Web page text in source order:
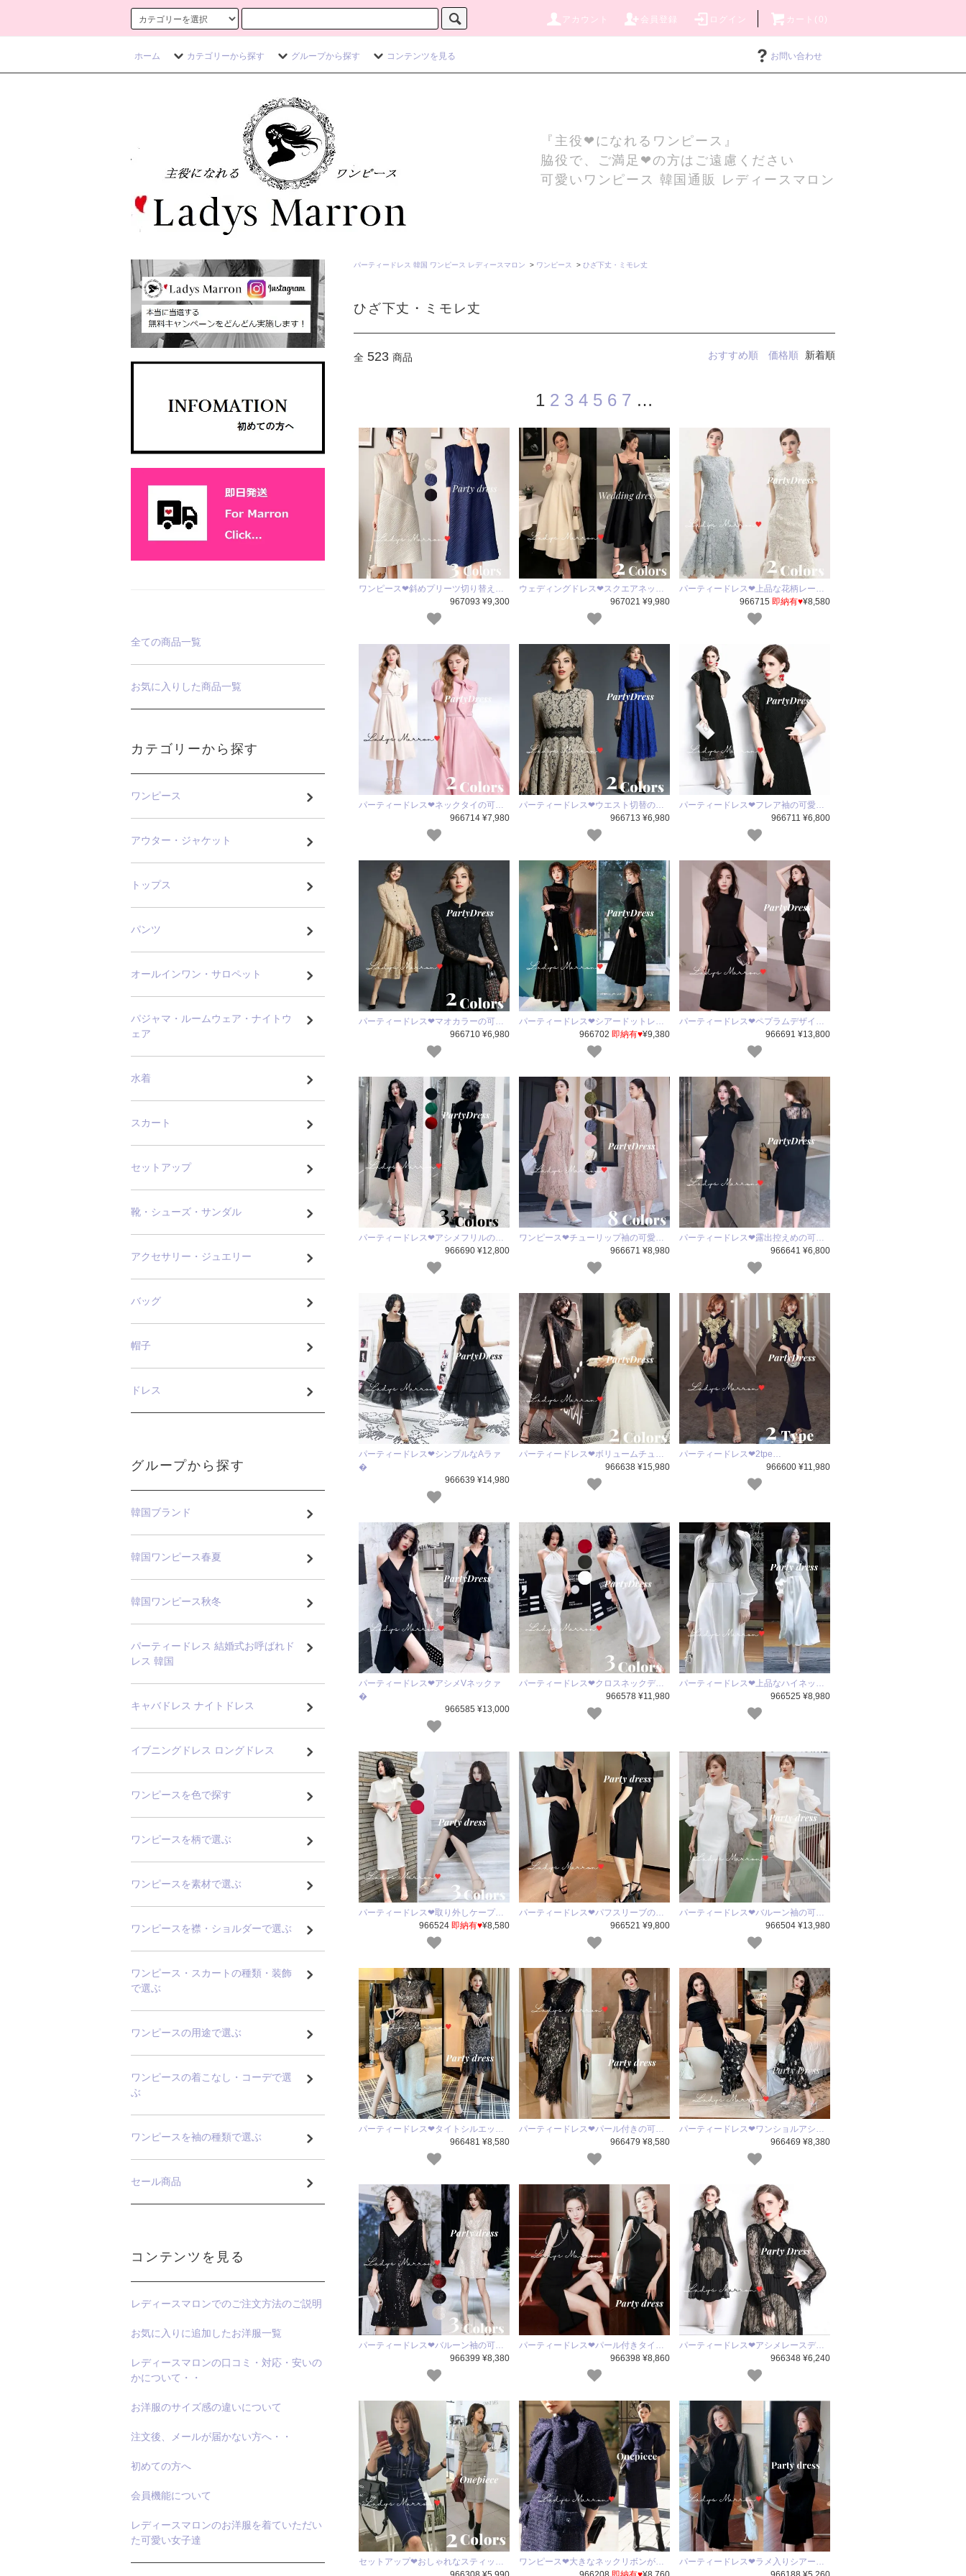
アカウント 会員登録 ログイン カート(0)
ホーム カテゴリーから探す グループから探す コンテンツを見る お問い合わせ
『主役❤になれるワンピース』
脇役で、ご満足❤の方はご遠慮ください
可愛いワンピース 韓国通販 レディースマロン
パーティードレス 韓国 ワンピース レディースマロン > ワンピース > ひざ下丈・ミモレ丈
ひざ下丈・ミモレ丈
全 523 商品 おすすめ順 価格順 新着順
1 2 3 4 5 6 7 …
ワンピース❤斜めプリーツ切り替え…
967093 ¥9,300
ウェディングドレス❤スクエアネッ…
967021 ¥9,980
パーティードレス❤上品な花柄レー…
966715 即納有♥¥8,580
パーティードレス❤ネックタイの可…
966714 ¥7,980
パーティードレス❤ウエスト切替の…
966713 ¥6,980
パーティードレス❤フレア袖の可愛…
966711 ¥6,800
パーティードレス❤マオカラーの可…
966710 ¥6,980
パーティードレス❤シアードットレ…
966702 即納有♥¥9,380
パーティードレス❤ペプラムデザイ…
966691 ¥13,800
パーティードレス❤アシメフリルの…
966690 ¥12,800
ワンピース❤チューリップ袖の可愛…
966671 ¥8,980
パーティードレス❤露出控えめの可…
966641 ¥6,800
パーティードレス❤シンプルなAラァ
�
966639 ¥14,980
パーティードレス❤ボリュームチュ…
966638 ¥15,980
パーティードレス❤2tpe…
966600 ¥11,980
パーティードレス❤アシメVネックァ
�
966585 ¥13,000
パーティードレス❤クロスネックデ…
966578 ¥11,980
パーティードレス❤上品なハイネッ…
966525 ¥8,980
パーティードレス❤取り外しケープ…
966524 即納有♥¥8,580
パーティードレス❤パフスリーブの…
966521 ¥9,800
パーティードレス❤バルーン袖の可…
966504 ¥13,980
パーティードレス❤タイトシルエッ…
966481 ¥8,580
パーティードレス❤パール付きの可…
966479 ¥8,580
パーティードレス❤ワンショルアシ…
966469 ¥8,380
パーティードレス❤バルーン袖の可…
966399 ¥8,380
パーティードレス❤パール付きタイ…
966398 ¥8,860
パーティードレス❤アシメレースデ…
966348 ¥6,240
セットアップ❤おしゃれなスティッ…
ワンピース❤大きなネックリボンが…
パーティードレス❤ラメ入りシアー…
全ての商品一覧
お気に入りした商品一覧
カテゴリーから探す
ワンピース
アウター・ジャケット
トップス
パンツ
オールインワン・サロペット
パジャマ・ルームウェア・ナイトウ
ェア
水着
スカート
セットアップ
靴・シューズ・サンダル
アクセサリー・ジュエリー
バッグ
帽子
ドレス
グループから探す
韓国ブランド
韓国ワンピース春夏
韓国ワンピース秋冬
パーティードレス 結婚式お呼ばれド
レス 韓国
キャバドレス ナイトドレス
イブニングドレス ロングドレス
ワンピースを色で探す
ワンピースを柄で選ぶ
ワンピースを素材で選ぶ
ワンピースを襟・ショルダーで選ぶ
ワンピース・スカートの種類・装飾
で選ぶ
ワンピースの用途で選ぶ
ワンピースの着こなし・コーデで選
ぶ
ワンピースを袖の種類で選ぶ
セール商品
コンテンツを見る
レディースマロンでのご注文方法のご説明
お気に入りに追加したお洋服一覧
レディースマロンの口コミ・対応・安いの
かについて・・
お洋服のサイズ感の違いについて
注文後、メールが届かない方へ・・
初めての方へ
会員機能について
レディースマロンのお洋服を着ていただい
た可愛い女子達